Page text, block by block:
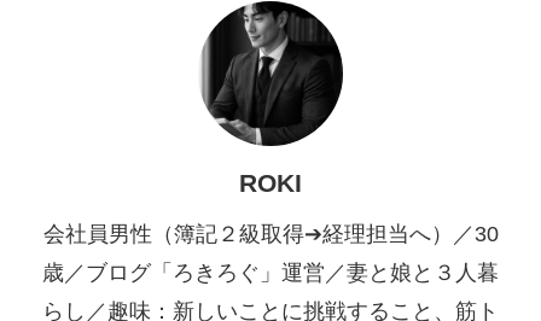
ROKI
会社員男性（簿記２級取得➔経理担当へ）／30
歳／ブログ「ろきろぐ」運営／妻と娘と３人暮
らし／趣味：新しいことに挑戦すること、筋ト